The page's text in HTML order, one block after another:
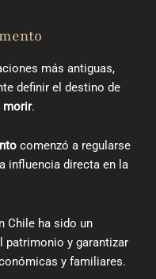
más antiguas,
definir el destino de
morir.
comenzó a regularse
influencia directa en la
Chile ha sido un
patrimonio y garantizar
y familiares.